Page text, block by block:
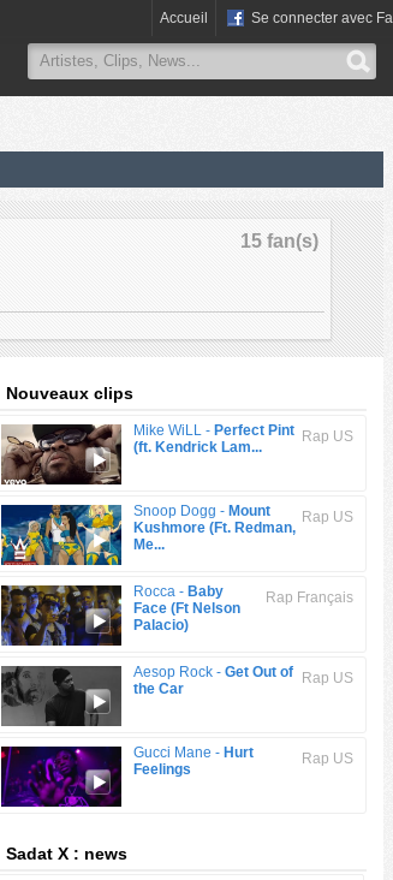
Accueil Se connecter avec
15 fan(s)
Nouveaux clips
Rap US
Mike WiLL - Perfect Pint
(ft. Kendrick Lam...
Rap US
Snoop Dogg - Mount
Kushmore (Ft. Redman,
Me...
Rap Français
Rocca - Baby
Face (Ft Nelson
Palacio)
Rap US
Aesop Rock - Get Out of
the Car
Rap US
Gucci Mane - Hurt
Feelings
Sadat X : news